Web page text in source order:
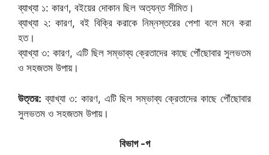
ব্যাখ্যা ১: কারণ, বইয়ের দোকান ছিল অত্যন্ত সীমিত।
ব্যাখ্যা ২: কারণ, বই বিক্রি করাকে নিম্নস্তরের পেশা বলে মনে করা
হত।
ব্যাখ্যা ৩: কারণ, এটি ছিল সম্ভাব্য ক্রেতাদের কাছে পৌঁছোবার সুলভতম
ও সহজতম উপায়।
উত্তর: ব্যাখ্যা ৩: কারণ, এটি ছিল সম্ভাব্য ক্রেতাদের কাছে পৌঁছোবার
সুলভতম ও সহজতম উপায়।
বিভাগ -গ